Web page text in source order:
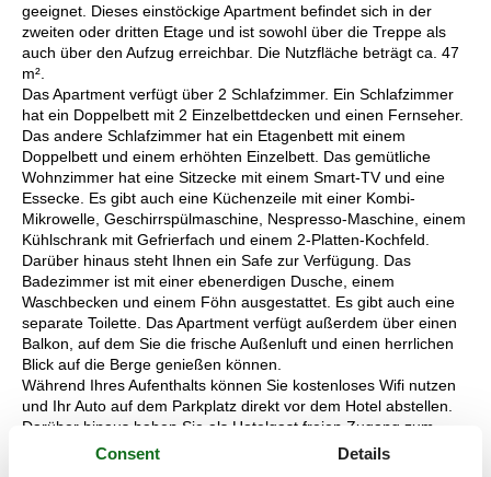
geeignet. Dieses einstöckige Apartment befindet sich in der
zweiten oder dritten Etage und ist sowohl über die Treppe als
auch über den Aufzug erreichbar. Die Nutzfläche beträgt ca. 47
m².
Das Apartment verfügt über 2 Schlafzimmer. Ein Schlafzimmer
hat ein Doppelbett mit 2 Einzelbettdecken und einen Fernseher.
Das andere Schlafzimmer hat ein Etagenbett mit einem
Doppelbett und einem erhöhten Einzelbett. Das gemütliche
Wohnzimmer hat eine Sitzecke mit einem Smart-TV und eine
Essecke. Es gibt auch eine Küchenzeile mit einer Kombi-
Mikrowelle, Geschirrspülmaschine, Nespresso-Maschine, einem
Kühlschrank mit Gefrierfach und einem 2-Platten-Kochfeld.
Darüber hinaus steht Ihnen ein Safe zur Verfügung. Das
Badezimmer ist mit einer ebenerdigen Dusche, einem
Waschbecken und einem Föhn ausgestattet. Es gibt auch eine
separate Toilette. Das Apartment verfügt außerdem über einen
Balkon, auf dem Sie die frische Außenluft und einen herrlichen
Blick auf die Berge genießen können.
Während Ihres Aufenthalts können Sie kostenloses Wifi nutzen
und Ihr Auto auf dem Parkplatz direkt vor dem Hotel abstellen.
Darüber hinaus haben Sie als Hotelgast freien Zugang zum
Wellnessbereich. Entspannen Sie sich in den drei Saunen und
Consent Details